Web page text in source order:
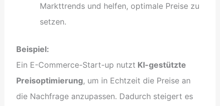
Markttrends und helfen, optimale Preise zu
setzen.
Beispiel:
Ein E-Commerce-Start-up nutzt KI-gestützte
Preisoptimierung, um in Echtzeit die Preise an
die Nachfrage anzupassen. Dadurch steigert es